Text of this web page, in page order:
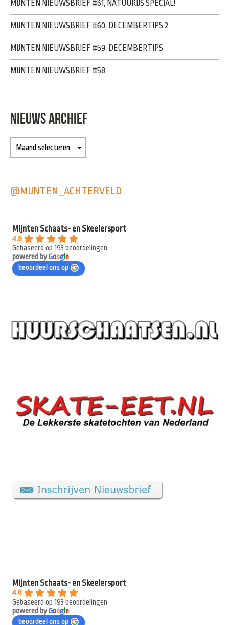
MIJNTEN NIEUWSBRIEF #61, NATUURIJS SPECIAL!
MIJNTEN NIEUWSBRIEF #60, DECEMBERTIPS 2
MIJNTEN NIEUWSBRIEF #59, DECEMBERTIPS
MIJNTEN NIEUWSBRIEF #58
NIEUWS ARCHIEF
@MIJNTEN_ACHTERVELD
Mijnten Schaats- en Skeelersport
4.8
Gebaseerd op 193 beoordelingen
powered byGooge
beoordeel ons op
Mijnten Schaats- en Skeelersport
4.8
Gebaseerd op 193 beoordelingen
powered byGooge
beoordeel ons op